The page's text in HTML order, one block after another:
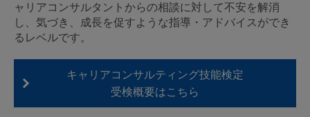
ャリアコンサルタントからの相談に対して不安を解消
し、気づき、成長を促すような指導・アドバイスができ
るレベルです。
キャリアコンサルティング技能検定
受検概要はこちら